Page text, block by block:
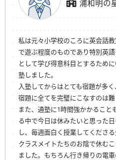
浦和明の
私は元々小学校のころに英会話
で遊ぶ程度のものであり特別英
として学び得意科目とするため
塾しました。
入塾してからはとても宿題が多
宿題に全てを完璧にこなすのは
また、通塾に1時間強かかること
る中で今日は休みたいと思った
し、毎週面白く授業してくださ
クラスメイトたちのお陰で休む
ました。もちろん行き帰りの電